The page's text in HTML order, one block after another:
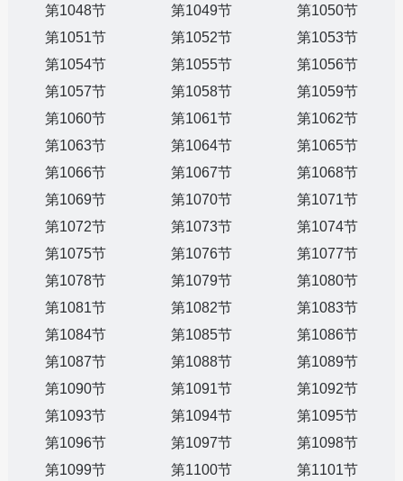
第1048节 第1049节
第1050节
第1051节
第1052节
第1053节
第1054节
第1055节
第1056节
第1057节
第1058节
第1059节
第1060节
第1061节
第1062节
第1063节
第1064节
第1065节
第1066节
第1067节
第1068节
第1069节
第1070节
第1071节
第1072节
第1073节
第1074节
第1075节
第1076节
第1077节
第1078节
第1079节
第1080节
第1081节
第1082节
第1083节
第1084节
第1085节
第1086节
第1087节
第1088节
第1089节
第1090节
第1091节
第1092节
第1093节
第1094节
第1095节
第1096节
第1097节
第1098节
第1099节
第1100节
第1101节